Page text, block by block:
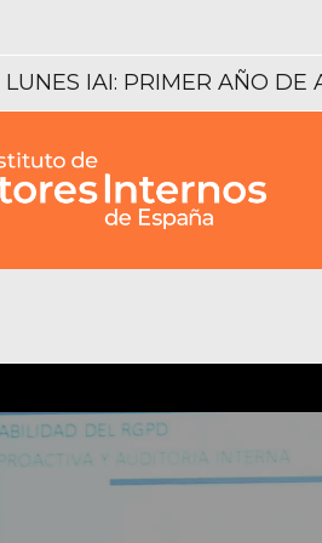
LUNES IAI: PRIMER AÑO